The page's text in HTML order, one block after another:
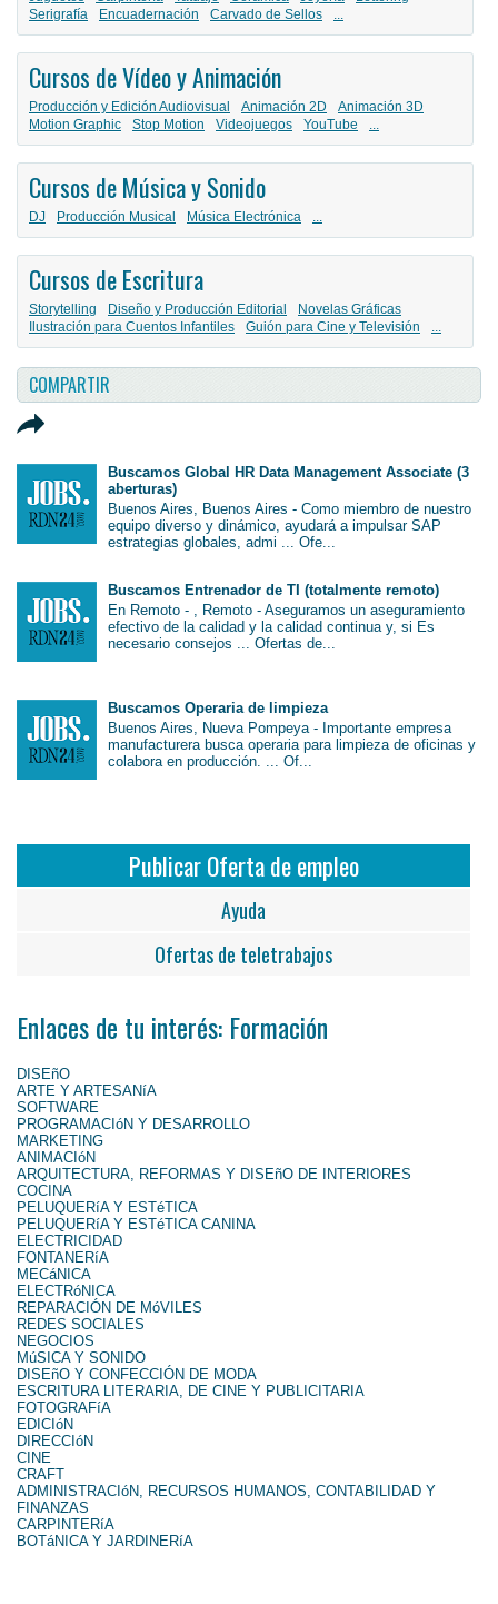
Serigrafía
Encuadernación Carvado de Sellos ...
Cursos de Vídeo y Animación
Producción y Edición Audiovisual Animación 2D
Animación 3D
Motion Graphic
Stop Motion Videojuegos YouTube ...
Cursos de Música y Sonido
DJ Producción Musical Música Electrónica ...
Cursos de Escritura
Storytelling Diseño y Producción Editorial
Novelas Gráficas
Ilustración para Cuentos Infantiles
Guión para Cine y Televisión ...
COMPARTIR
Buscamos Global HR Data Management Associate (3
aberturas)
Buenos Aires, Buenos Aires - Como miembro de nuestro
equipo diverso y dinámico, ayudará a impulsar SAP
estrategias globales, admi ... Ofe...
Buscamos Entrenador de TI (totalmente remoto)
En Remoto - , Remoto - Aseguramos un aseguramiento
efectivo de la calidad y la calidad continua y, si Es
necesario consejos ... Ofertas de...
Buscamos Operaria de limpieza
Buenos Aires, Nueva Pompeya - Importante empresa
manufacturera busca operaria para limpieza de oficinas y
colabora en producción. ... Of...
Publicar Oferta de empleo
Ayuda
Ofertas de teletrabajos
Enlaces de tu interés: Formación
DISEñO
ARTE Y ARTESANíA
SOFTWARE
PROGRAMACIóN Y DESARROLLO
MARKETING
ANIMACIóN
ARQUITECTURA, REFORMAS Y DISEñO DE INTERIORES
COCINA
PELUQUERíA Y ESTéTICA
PELUQUERíA Y ESTéTICA CANINA
ELECTRICIDAD
FONTANERíA
MECáNICA
ELECTRóNICA
REPARACIÓN DE MóVILES
REDES SOCIALES
NEGOCIOS
MúSICA Y SONIDO
DISEñO Y CONFECCIÓN DE MODA
ESCRITURA LITERARIA, DE CINE Y PUBLICITARIA
FOTOGRAFíA
EDICIóN
DIRECCIóN
CINE
CRAFT
ADMINISTRACIóN, RECURSOS HUMANOS, CONTABILIDAD Y
FINANZAS
CARPINTERíA
BOTáNICA Y JARDINERíA